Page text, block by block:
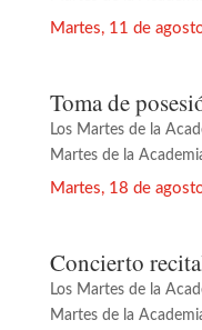
Martes, 11 de
Toma de
Los Martes de la
Martes de la
Martes, 18 de
Concierto
Los Martes de la
Martes de la